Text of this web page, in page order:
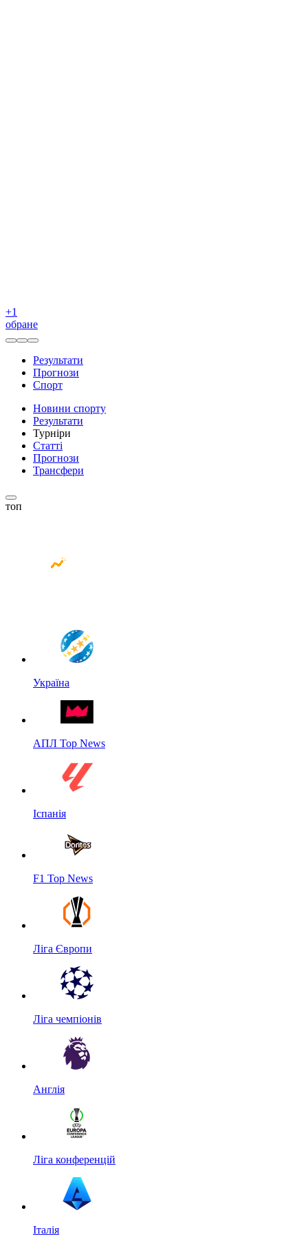
+1
обране
Результати
Прогнози
Спорт
Новини спорту
Результати
Турніри
Статті
Прогнози
Трансфери
топ
Україна
АПЛ Top News
Іспанія
F1 Top News
Ліга Європи
Ліга чемпіонів
Англія
Ліга конференцій
Італія